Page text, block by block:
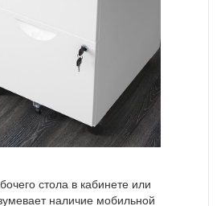
стола в кабинете или
наличие мобильной